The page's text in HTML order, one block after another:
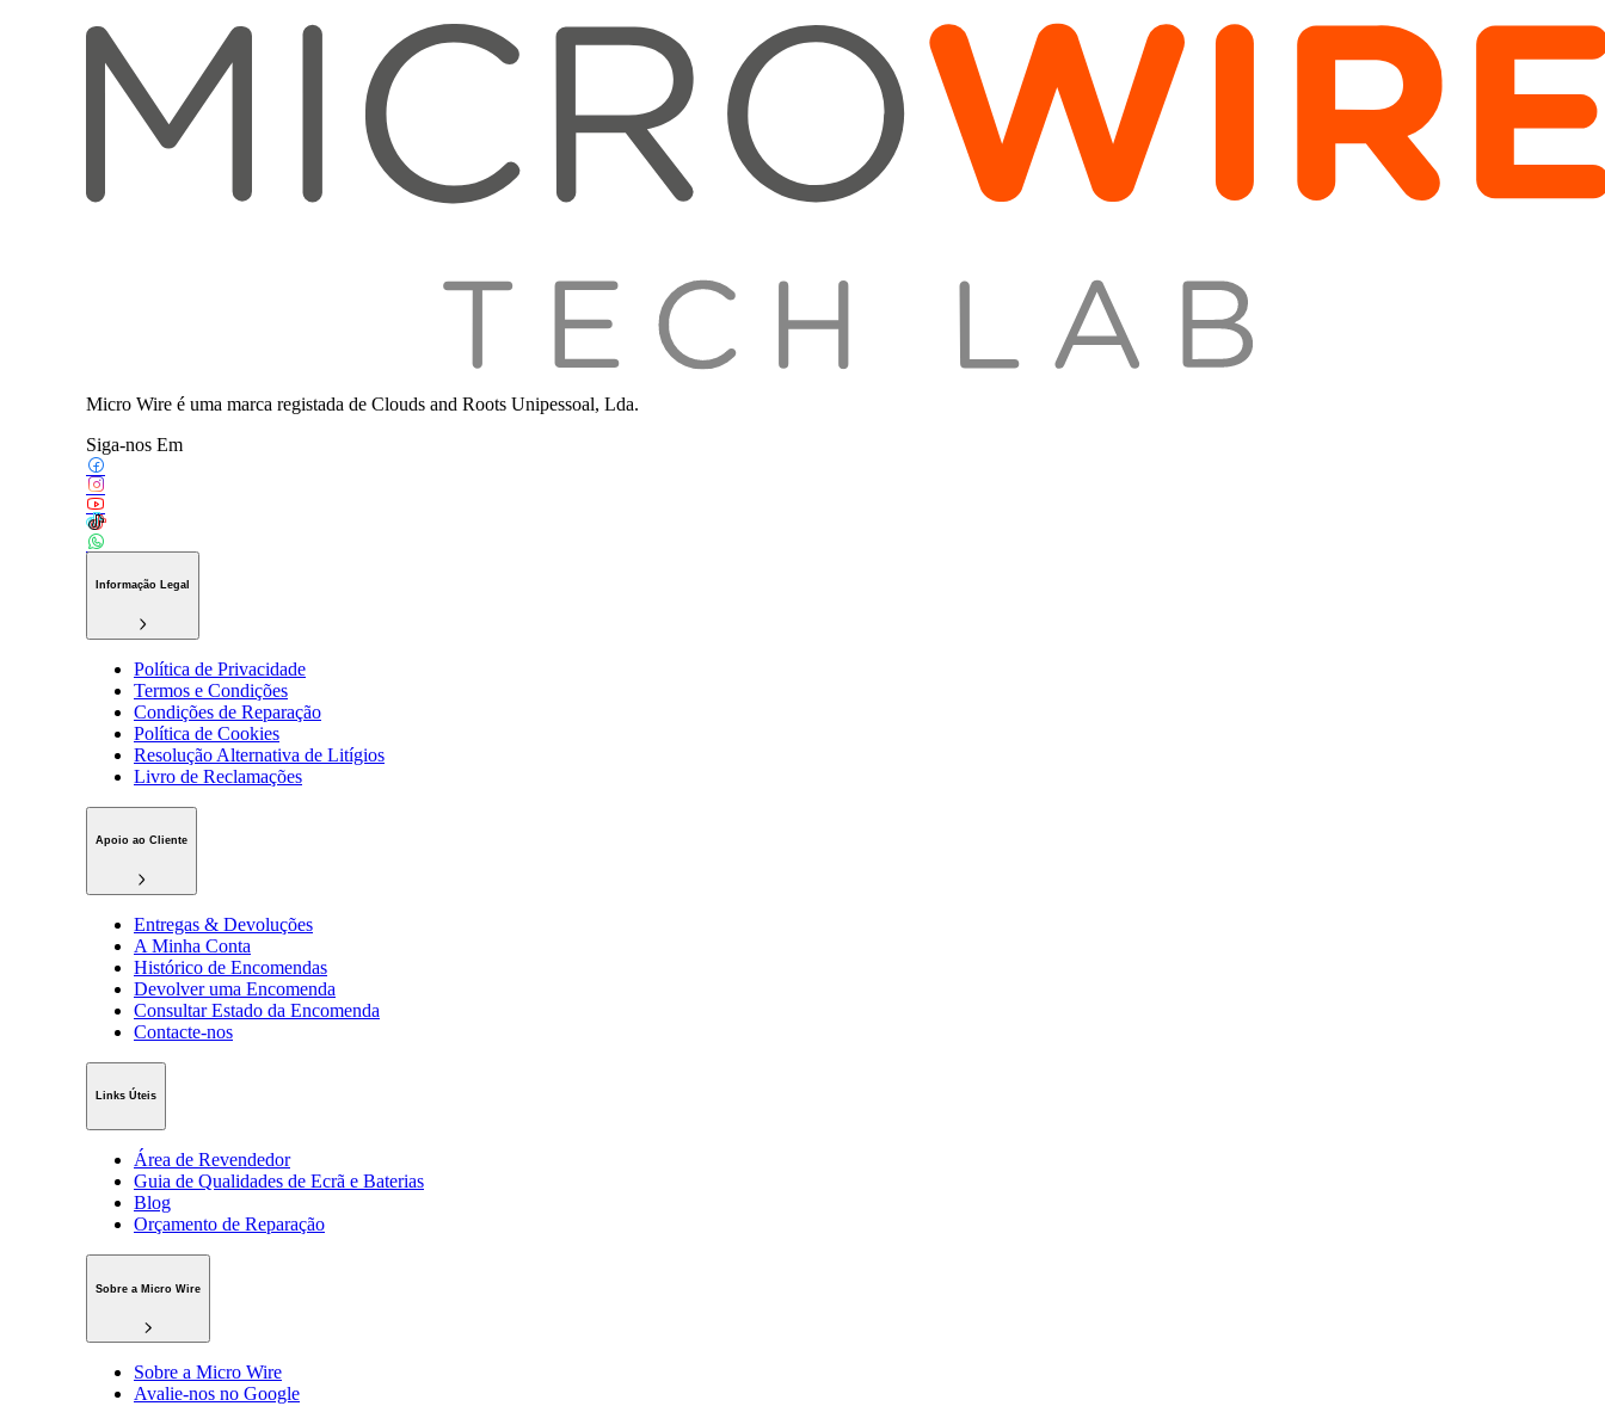
Micro Wire é uma marca registada de Clouds and Roots Unipessoal, Lda.
Siga-nos Em
Informação Legal
Política de Privacidade
Termos e Condições
Condições de Reparação
Política de Cookies
Resolução Alternativa de Litígios
Livro de Reclamações
Apoio ao Cliente
Entregas & Devoluções
A Minha Conta
Histórico de Encomendas
Devolver uma Encomenda
Consultar Estado da Encomenda
Contacte-nos
Links Úteis
Área de Revendedor
Guia de Qualidades de Ecrã e Baterias
Blog
Orçamento de Reparação
Sobre a Micro Wire
Sobre a Micro Wire
Avalie-nos no Google